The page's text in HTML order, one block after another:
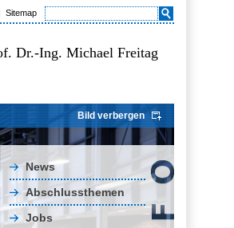
Sitemap
Dr.-Ing. Michael Freitag
Bild verbergen
News
Abschlussthemen
Jobs